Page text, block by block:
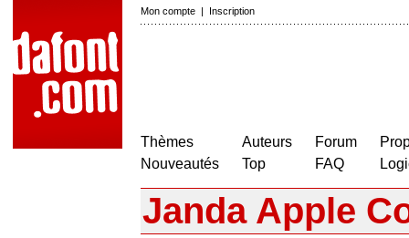
Mon compte | Inscription
Thèmes
Nouveautés
Auteurs
Top
Forum
FAQ
Janda Apple